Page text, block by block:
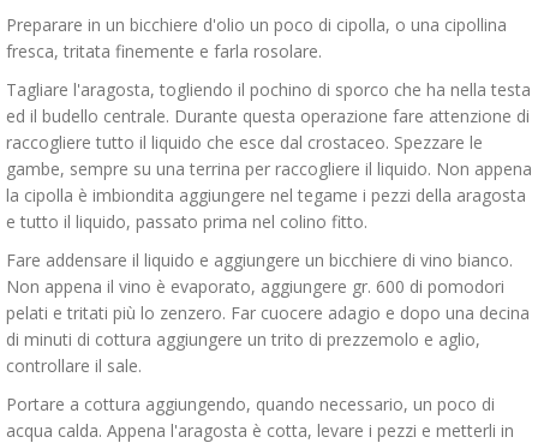
Preparare in un bicchiere d'olio un poco di cipolla, o una cipollina
fresca, tritata finemente e farla rosolare.
Tagliare l'aragosta, togliendo il pochino di sporco che ha nella testa
ed il budello centrale. Durante questa operazione fare attenzione di
raccogliere tutto il liquido che esce dal crostaceo. Spezzare le
gambe, sempre su una terrina per raccogliere il liquido. Non appena
la cipolla è imbiondita aggiungere nel tegame i pezzi della aragosta
e tutto il liquido, passato prima nel colino fitto.
Fare addensare il liquido e aggiungere un bicchiere di vino bianco.
Non appena il vino è evaporato, aggiungere gr. 600 di pomodori
pelati e tritati più lo zenzero. Far cuocere adagio e dopo una decina
di minuti di cottura aggiungere un trito di prezzemolo e aglio,
controllare il sale.
Portare a cottura aggiungendo, quando necessario, un poco di
acqua calda. Appena l'aragosta è cotta, levare i pezzi e metterli in